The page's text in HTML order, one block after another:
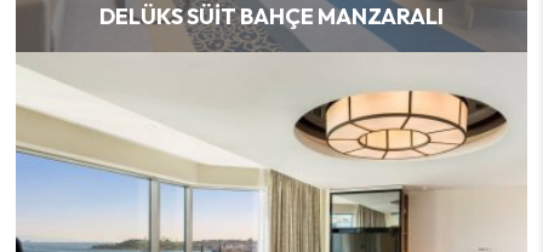
DELÜKS SÜIT BAHÇE MANZARALI